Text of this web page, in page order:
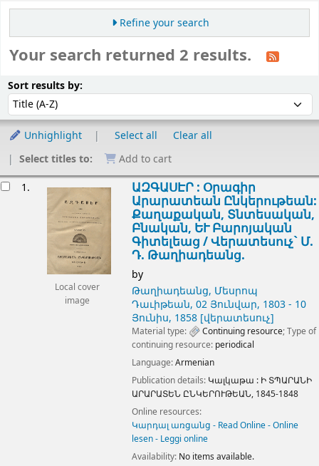
Refine your search
Your search returned 2 results.
Sort results by:
Unhighlight Select all
Clear all
Select titles to:
Add to cart
1.
Local cover
image
ԱԶԳԱՍԷՐ : Օրագիր
Արարատեան Ընկերութեան:
Քաղաքական, Տնտեսական,
Բնական, ԵՒ Բարոյական
Գիտելեաց /Վերատեսուչ` Մ.
Դ. Թաղիադեանց.
by
Թաղիադեանց, Մեսրոպ
Դաւիթեան, 02 Յունվար, 1803 - 10
Յունիս, 1858[վերատեսուչ]
Material type: Continuing resource; Type of
continuing resource: periodical
Language:Armenian
Publication details: Կալկաթա : Ի ՏՊԱՐԱՆԻ
ԱՐԱՐԱՏԵՆ ԸՆԿԵՐՈՒԹԵԱՆ, 1845-1848
Online resources:
Կարդալ առցանց - Read Online - Online
lesen - Leggi online
Availability: No items available.